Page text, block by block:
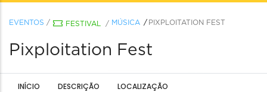
EVENTOS / FESTIVAL / MÚSICA PIXPLOITATION FEST
Pixploitation Fest
INÍCIO DESCRIÇÃO LOCALIZAÇÃO